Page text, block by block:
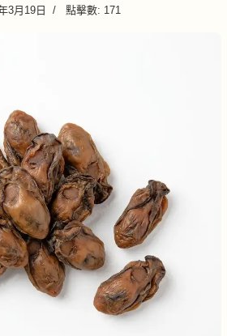
3月19日 點擊數: 171